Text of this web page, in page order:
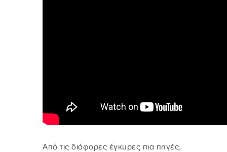
Από τις διάφορες έγκυρες πια πηγές,